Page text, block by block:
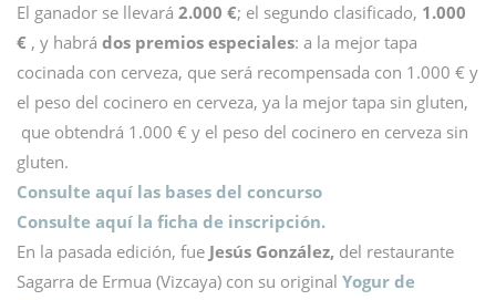
El ganador se llevará 2.000 €; el segundo clasificado, 1.000
€ , y habrá dos premios especiales: a la mejor tapa
cocinada con cerveza, que será recompensada con 1.000 € y
el peso del cocinero en cerveza, ya la mejor tapa sin gluten,
que obtendrá 1.000 € y el peso del cocinero en cerveza sin
gluten.
Consulte aquí las bases del concurso
Consulte aquí la ficha de inscripción.
En la pasada edición, fue Jesús González, del restaurante
Sagarra de Ermua (Vizcaya) con su original Yogur de